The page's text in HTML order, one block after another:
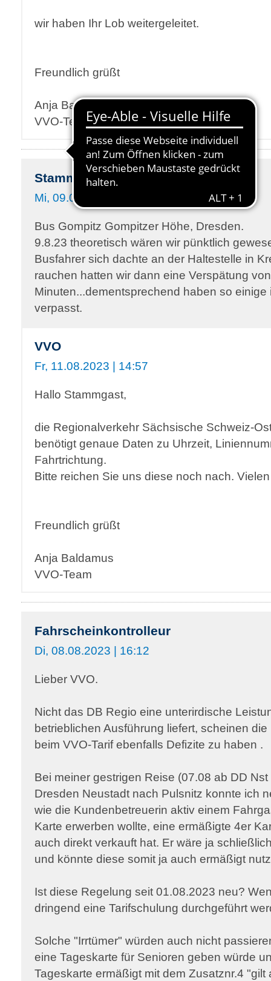
wir haben Ihr Lob weitergeleitet.
Freundlich grüßt
Anja Baldamus
VVO-Team
Stammgast
Mi, 09.08.2023 | 07:56
Bus Gompitz Gompitzer Höhe, Dresden.
9.8.23 theoretisch wären wir pünktlich
Busfahrer sich dachte an der Haltestelle in
rauchen hatten wir dann eine Verspätung
Minuten...dementsprechend haben so
verpasst.
VVO
Fr, 11.08.2023 | 14:57
Hallo Stammgast,
die Regionalverkehr Sächsische Schweiz-
benötigt genaue Daten zu Uhrzeit,
Fahrtrichtung.
Bitte reichen Sie uns diese noch nach.
Freundlich grüßt
Anja Baldamus
VVO-Team
Fahrscheinkontrolleur
Di, 08.08.2023 | 16:12
Lieber VVO.
Nicht das DB Regio eine unterirdische
betrieblichen Ausführung liefert, scheinen
beim VVO-Tarif ebenfalls Defizite zu haben .
Bei meiner gestrigen Reise (07.08 ab DD
Dresden Neustadt nach Pulsnitz konnte ich
wie die Kundenbetreuerin aktiv einem
Karte erwerben wollte, eine ermäßigte 4er
auch direkt verkauft hat. Er wäre ja
und könnte diese somit ja auch ermäßigt
Ist diese Regelung seit 01.08.2023 neu?
dringend eine Tarifschulung durchgeführt
Solche "Irrtümer" würden auch nicht
eine Tageskarte für Senioren geben würde
Tageskarte ermäßigt mit dem Zusatznr.4